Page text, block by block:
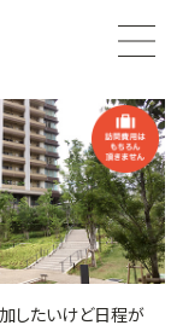
したいけど日程が